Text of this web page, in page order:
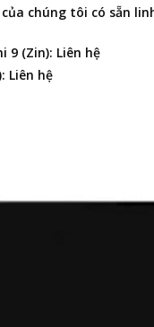
của chúng tôi có sẵn
9 (Zin): Liên hệ
Liên hệ